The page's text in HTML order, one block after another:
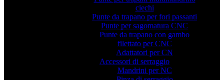
ciechi
Punte da trapano per fori passanti
Punte per sagomatura CNC
Punte da trapano con gambo
filettato per CNC
Adattatori per CN
Accessori di serraggio
Mandrini per NC